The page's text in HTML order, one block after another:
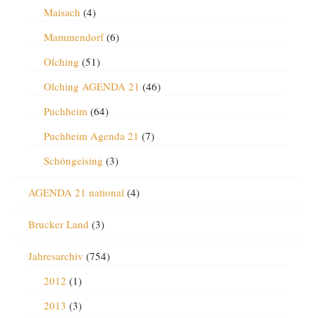
Maisach (4)
Mammendorf(6)
Olching (51)
Olching AGENDA 21 (46)
Puchheim(64)
Puchheim Agenda 21 (7)
Schöngeising (3)
AGENDA 21 national(4)
Brucker Land (3)
Jahresarchiv (754)
2012 (1)
2013 (3)